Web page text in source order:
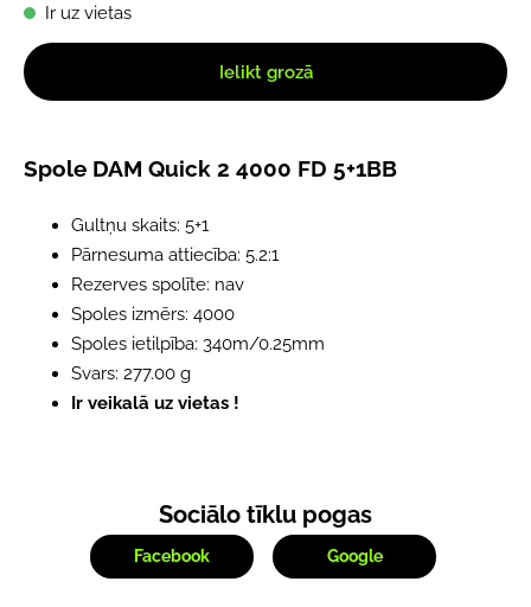
Ir uz vietas
Ielikt grozā
Spole DAM Quick 2 4000 FD 5+1BB
Gultņu skaits: 5+1
Pārnesuma attiecība: 5.2:1
Rezerves spolīte: nav
Spoles izmērs: 4000
Spoles ietilpība: 340m/0.25mm
Svars: 277.00 g
Ir veikalā uz vietas !
Sociālo tīklu pogas
Facebook Google